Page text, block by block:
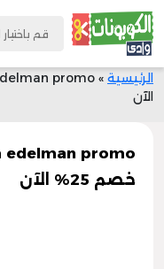
الرئيسية »
الآن
خصم 25% الآن